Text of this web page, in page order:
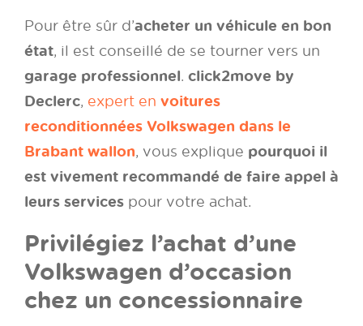
Pour être sûr d’acheter un véhicule en bon
état, il est conseillé de se tourner vers un
garage professionnel. click2move by
Declerc, expert en voitures
reconditionnées Volkswagen dans le
Brabant wallon, vous explique pourquoi il
est vivement recommandé de faire appel à
leurs services pour votre achat.
Privilégiez l’achat d’une
Volkswagen d’occasion
chez un concessionnaire